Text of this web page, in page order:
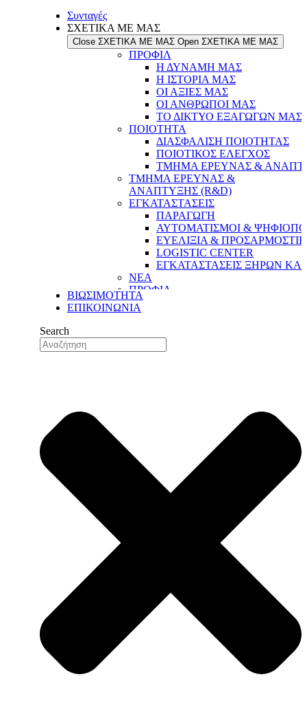
Συνταγές
ΣΧΕΤΙΚΑ ΜΕ ΜΑΣ
Close ΣΧΕΤΙΚΑ ΜΕ ΜΑΣ Open ΣΧΕΤΙΚΑ ΜΕ ΜΑΣ
ΠΡΟΦΙΛ
Η ΔΥΝΑΜΗ ΜΑΣ
Η ΙΣΤΟΡΙΑ ΜΑΣ
ΟΙ ΑΞΙΕΣ ΜΑΣ
ΟΙ ΑΝΘΡΩΠΟΙ ΜΑΣ
ΤΟ ΔΙΚΤΥΟ ΕΞΑΓΩΓΩΝ ΜΑΣ
ΠΟΙΟΤΗΤΑ
ΔΙΑΣΦΑΛΙΣΗ ΠΟΙΟΤΗΤΑΣ
ΠΟΙΟΤΙΚΟΣ ΕΛΕΓΧΟΣ
ΤΜΗΜΑ ΕΡΕΥΝΑΣ &
ΤΜΗΜΑ ΕΡΕΥΝΑΣ &
ΑΝΑΠΤΥΞΗΣ (R&D)
ΕΓΚΑΤΑΣΤΑΣΕΙΣ
ΠΑΡΑΓΩΓΗ
ΑΥΤΟΜΑΤΙΣΜΟΙ &
ΕΥΕΛΙΞΙΑ &
LOGISTIC CENTER
ΕΓΚΑΤΑΣΤΑΣΕΙΣ ΞΗΡΩΝ
ΝΕΑ
ΠΡΟΦΙΛ
ΟΙ ΑΝΘΡΩΠΟΙ ΜΑΣ
ΤΟ ΔΙΚΤΥΟ ΕΞΑΓΩΓΩΝ ΜΑΣ
ΠΑΡΑΓΩΓΗ
ΑΥΤΟΜΑΤΙΣΜΟΙ &
ΕΥΕΛΙΞΙΑ &
LOGISTIC CENTER
ΕΓΚΑΤΑΣΤΑΣΕΙΣ ΞΗΡΩΝ
ΒΙΩΣΙΜΟΤΗΤΑ
ΕΠΙΚΟΙΝΩΝΙΑ
Search